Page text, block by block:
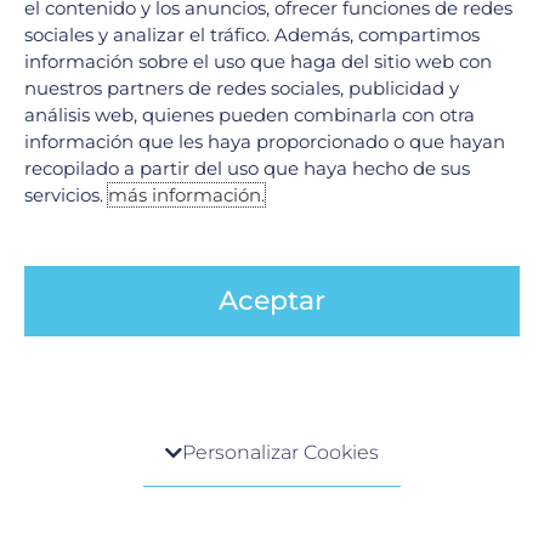
marzo 2024
febrero 2024
enero 2024
diciembre 2023
noviembre 2023
octubre 2023
el contenido y los anuncios, ofrecer funciones de redes
sociales y analizar el tráfico. Además, compartimos
información sobre el uso que haga del sitio web con
nuestros partners de redes sociales, publicidad y
análisis web, quienes pueden combinarla con otra
información que les haya proporcionado o que hayan
recopilado a partir del uso que haya hecho de sus
servicios.más información.
Aceptar
Cuando visita cualquier sitio web, el mismo podría
Personalizar Cookies